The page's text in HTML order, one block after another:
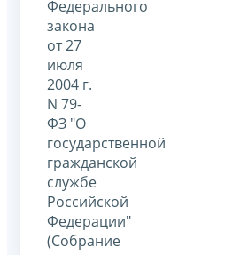
Федерального
закона
от 27
июля
2004 г.
N 79-
ФЗ "О
государственной
гражданской
службе
Российской
Федерации"
(Собрание